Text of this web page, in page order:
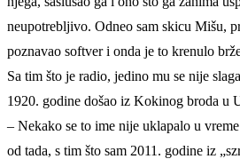
neupotrebljivo. Odneo sam skicu Mišu,
poznavao softver i onda je to krenulo
Sa tim što je radio, jedino mu se nije
1920. godine došao iz Kokinog broda u
– Nekako se to ime nije uklapalo u
od tada, s tim što sam 2011. godine iz